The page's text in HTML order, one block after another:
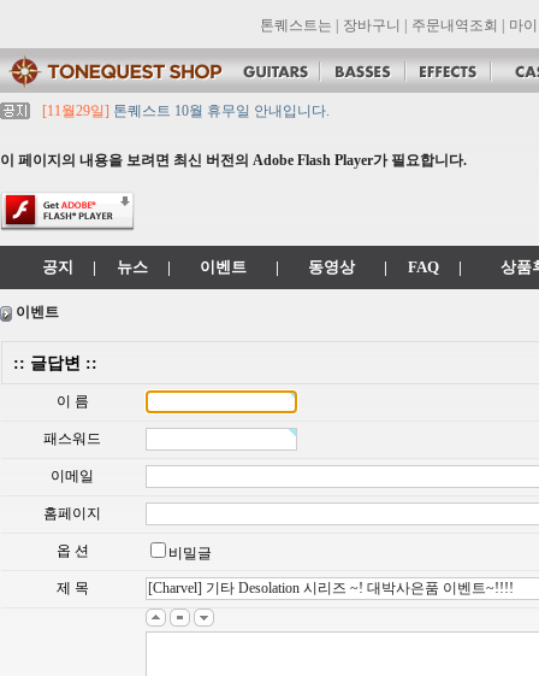
톤퀘스트는 장바구니 주문내역조회 마
[11월29일] 톤퀘스트 10월 휴무일 안내입니다.
[11월29일]톤퀘스트쇼핑몰 리뉴얼 되었습니다. -> .com 에서 .co.kr 로 변경됩
[11월29일]
[대리점 모집] Gretsch, Jackson 대리점 모집!! 그레치기타, 잭슨기
이 페이지의 내용을 보려면 최신 버전의 Adobe Flash Player가 필요합니다.
공지 | 뉴스 | 이벤트 | 동영상 | FAQ | 상품
이벤트
:: 글답변 ::
이 름
패스워드
이메일
홈페이지
옵 션 비밀글
제 목